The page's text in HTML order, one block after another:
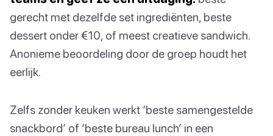
gerecht met dezelfde set ingrediënten, beste
dessert onder €10, of meest creatieve sandwich.
Anonieme beoordeling door de groep houdt het
eerlijk.
Zelfs zonder keuken werkt ‘beste samengestelde
snackbord’ of ‘beste bureau lunch’ in een